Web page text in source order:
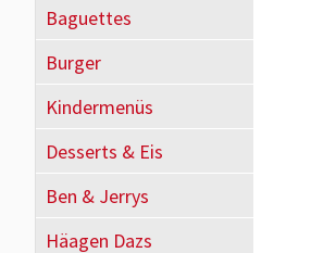
Baguettes
Burger
Kindermenüs
Desserts & Eis
Ben & Jerrys
Häagen Dazs